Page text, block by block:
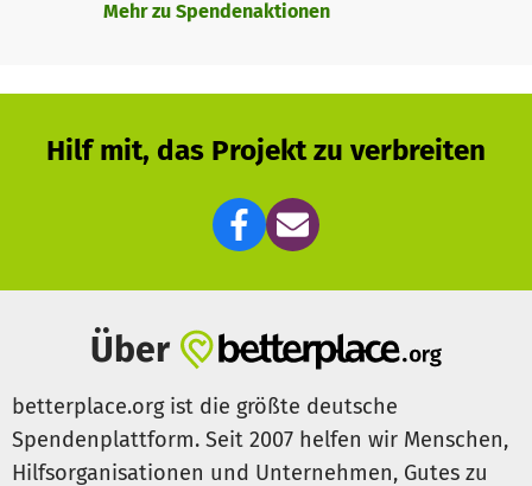
Mehr zu Spendenaktionen
Hilf mit, das Projekt zu verbreiten
Über
betterplace.org ist die größte deutsche
Spendenplattform. Seit 2007 helfen wir Menschen,
Hilfsorganisationen und Unternehmen, Gutes zu